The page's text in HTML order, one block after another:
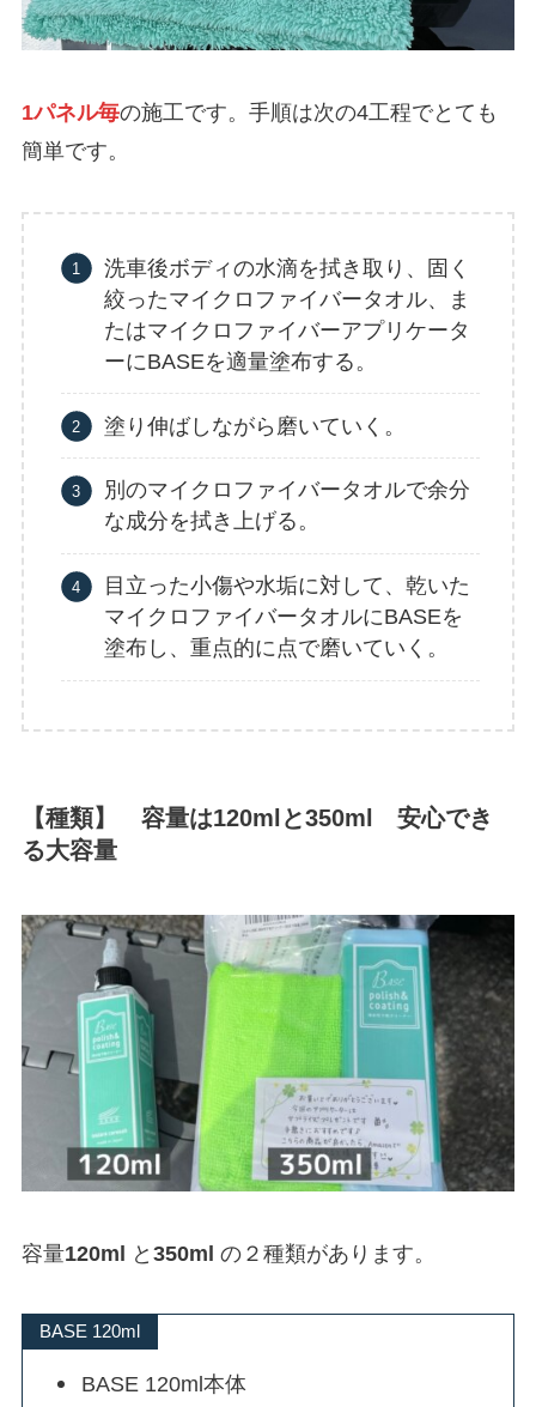
1パネル毎の施工です。手順は次の4工程でとても
簡単です。
洗車後ボディの水滴を拭き取り、固く
絞ったマイクロファイバータオル、ま
たはマイクロファイバーアプリケータ
ーにBASEを適量塗布する。
塗り伸ばしながら磨いていく。
別のマイクロファイバータオルで余分
な成分を拭き上げる。
目立った小傷や水垢に対して、乾いた
マイクロファイバータオルにBASEを
塗布し、重点的に点で磨いていく。
【種類】 容量は120mlと350ml 安心でき
る大容量
容量120ml と 350ml の２種類があります。
BASE 120ml
BASE 120ml本体